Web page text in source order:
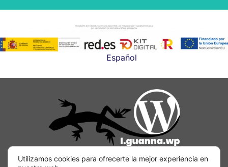
Español
Aviso legal Política de privacidadPolítica de cookiesAccesibilidad
Utilizamos cookies para ofrecerte la mejor experiencia en